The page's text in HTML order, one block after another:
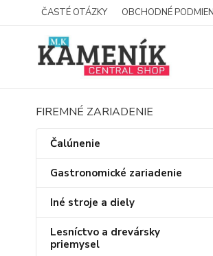
ČASTÉ OTÁZKY OBCHODNÉ
FIREMNÉ ZARIADENIE
Čalúnenie
Gastronomické zariadenie
Iné stroje a diely
Lesníctvo a drevársky
priemysel